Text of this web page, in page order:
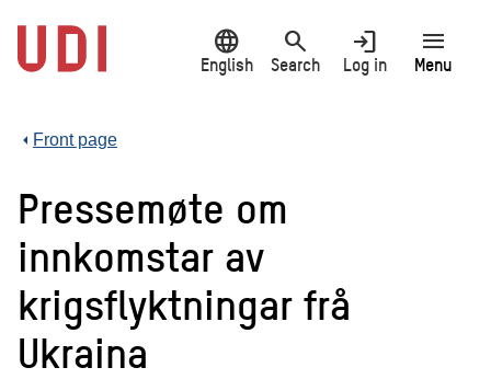
main
content
language
English
search
Search
login
Log in
menu
Menu
Front page
Pressemøte om
innkomstar av
krigsflyktningar frå
Ukraina